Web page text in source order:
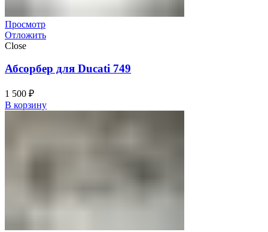
Просмотр
Отложить
Close
Абсорбер для Ducati 749
1 500 ₽
В корзину